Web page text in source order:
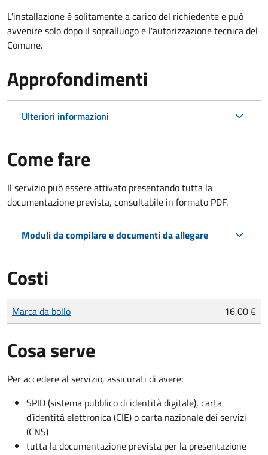
L'installazione è solitamente a carico del richiedente e può
avvenire solo dopo il sopralluogo e l'autorizzazione tecnica del
Comune.
Approfondimenti
Ulteriori informazioni
Come fare
Il servizio può essere attivato presentando tutta la
documentazione prevista, consultabile in formato PDF.
Moduli da compilare e documenti da allegare
Costi
Tipo di pagamento
Importo
Marca da bollo 16,00 €
Cosa serve
Per accedere al servizio, assicurati di avere:
SPID (sistema pubblico di identità digitale), carta
d’identità elettronica (CIE) o carta nazionale dei servizi
(CNS)
tutta la documentazione prevista per la presentazione